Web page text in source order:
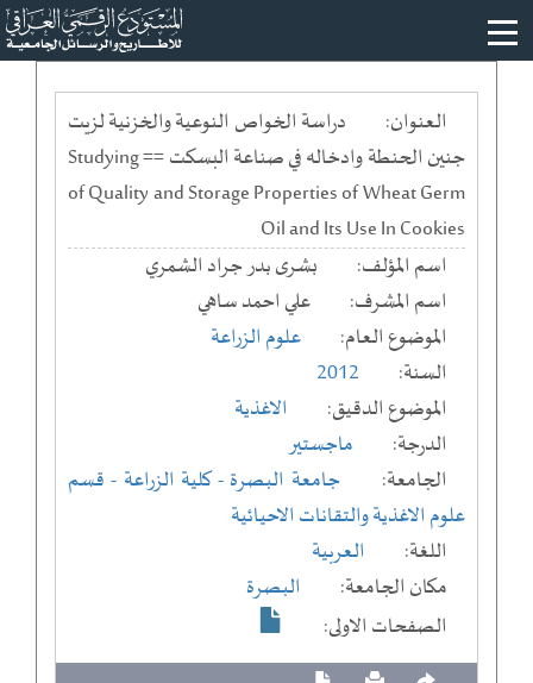
العنوان:
دراسة الخواص النوعية والخزنية لزيت
جنين الحنطة وادخاله في صناعة البسكت == Studying
of Quality and Storage Properties of Wheat Germ
Oil and Its Use In Cookies
اسم المؤلف:
بشرى بدر جراد الشمري
اسم المشرف:
علي احمد ساهي
الموضوع العام:
علوم الزراعة
السنة:
2012
الموضوع الدقيق:
الاغذية
الدرجة:
ماجستير
الجامعة:
جامعة البصرة - كلية الزراعة - قسم
علوم الاغذية والتقانات الاحيائية
اللغة:
العربية
مكان الجامعة:
البصرة
الصفحات الاولى: